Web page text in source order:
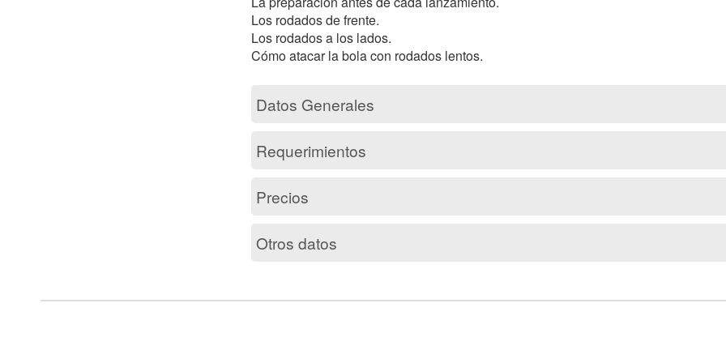
Los rodados de frente.
Los rodados a los lados.
Datos Generales
Requerimientos
Precios
Otros datos